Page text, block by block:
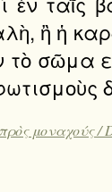
ἢ ἡ
σῶμα
μοναχούς /